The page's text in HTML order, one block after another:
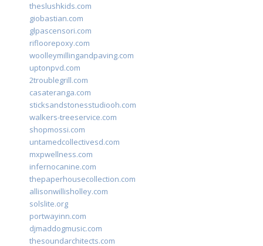
theslushkids.com
giobastian.com
glpascensori.com
rifloorepoxy.com
woolleymillingandpaving.com
uptonpvd.com
2troublegrill.com
casateranga.com
sticksandstonesstudiooh.com
walkers-treeservice.com
shopmossi.com
untamedcollectivesd.com
mxpwellness.com
infernocanine.com
thepaperhousecollection.com
allisonwillisholley.com
solslite.org
portwayinn.com
djmaddogmusic.com
thesoundarchitects.com